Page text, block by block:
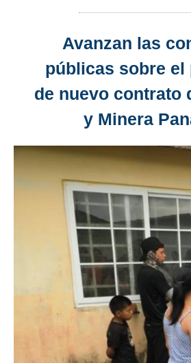
Avanzan las
públicas sobre el
de nuevo contrato
y Minera